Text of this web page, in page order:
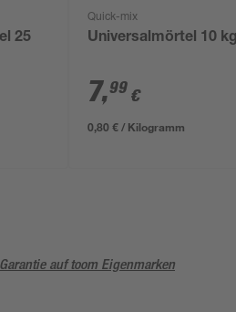
25
Quick-mix
Universalmörtel 10 kg
7,99 €
0,80 € / Kilogramm
auf toom Eigenmarken